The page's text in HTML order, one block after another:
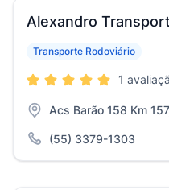
Alexandro
Transporte Rodoviário
1
Acs Barão 158 Km
(55) 3379-1303